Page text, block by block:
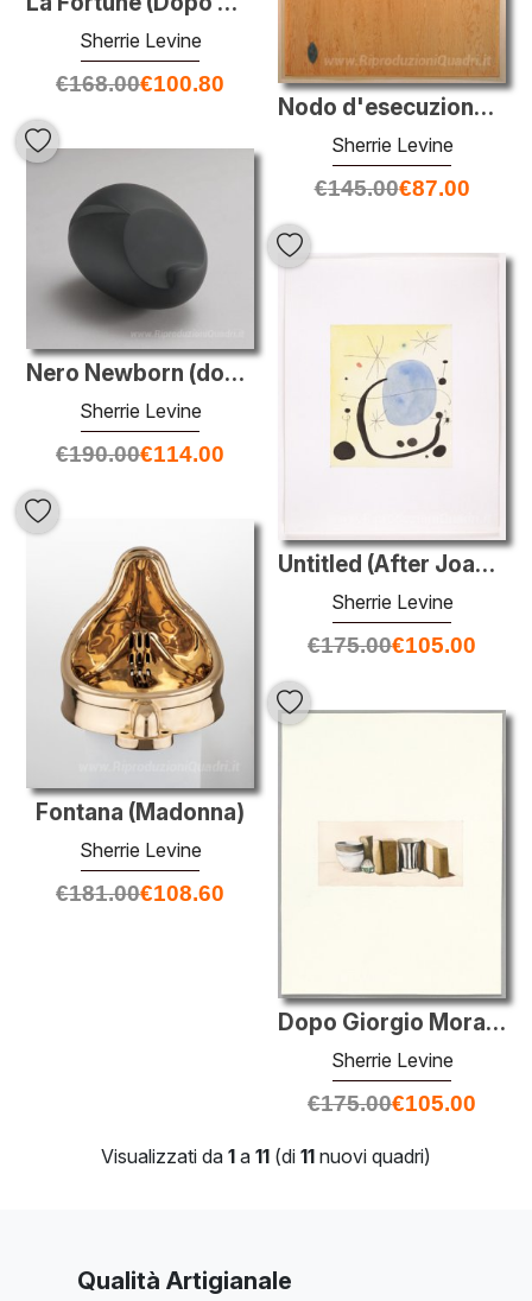
Nodo d'esecuzione: 7
Sherrie Levine
€145.00€87.00
Sherrie Levine
€168.00€100.80
Nero Newborn (dopo Brancusi)
Sherrie Levine
€190.00€114.00
Untitled (After Joan Miró)
Sherrie Levine
€175.00€105.00
Fontana (Madonna)
Sherrie Levine
€181.00€108.60
Dopo Giorgio Morandi
Sherrie Levine
€175.00€105.00
Visualizzati da 1 a 11 (di 11 nuovi quadri)
Qualità Artigianale